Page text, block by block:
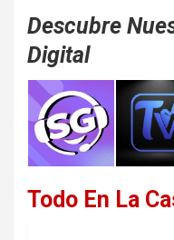
Descubre
Digital
Todo En La